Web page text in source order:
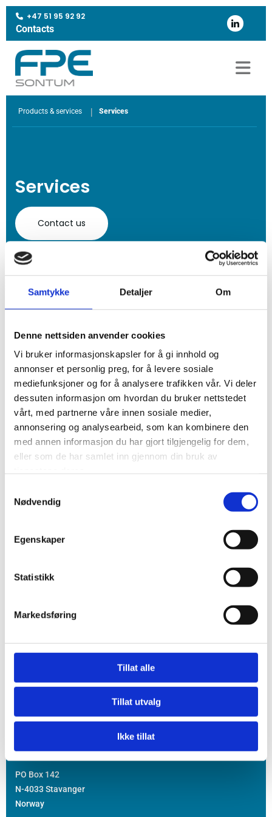
Samtykke Detaljer Om
Denne nettsiden anvender cookies
Vi bruker informasjonskapsler for å gi innhold og
annonser et personlig preg, for å levere sosiale
mediefunksjoner og for å analysere trafikken vår. Vi deler
dessuten informasjon om hvordan du bruker nettstedet
vårt, med partnerne våre innen sosiale medier,
annonsering og analysearbeid, som kan kombinere den
med annen informasjon du har gjort tilgjengelig for dem,
eller som de har samlet inn gjennom din bruk av
Nødvendig
Egenskaper
Statistikk
Markedsføring
Tillat alle
Tillat utvalg
Ikke tillat
 +47 51 95 92 92
Contacts
Products & services | Services
Services
Contact us
Services
Engineering Services
Contact us
Address
PO Box 142
N-4033 Stavanger
Norway